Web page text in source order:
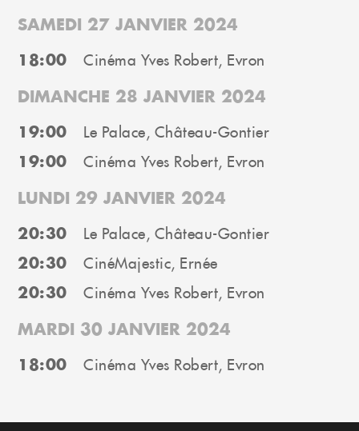
SAMEDI 27 JANVIER 2024
18:00 Cinéma Yves Robert, Evron
DIMANCHE 28 JANVIER 2024
19:00 Le Palace, Château-Gontier
19:00 Cinéma Yves Robert, Evron
LUNDI 29 JANVIER 2024
20:30 Le Palace, Château-Gontier
20:30 CinéMajestic, Ernée
20:30 Cinéma Yves Robert, Evron
MARDI 30 JANVIER 2024
18:00 Cinéma Yves Robert, Evron